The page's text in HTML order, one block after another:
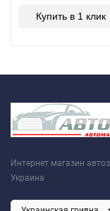
Купить в 1 клик
Интернет магазин
Украина